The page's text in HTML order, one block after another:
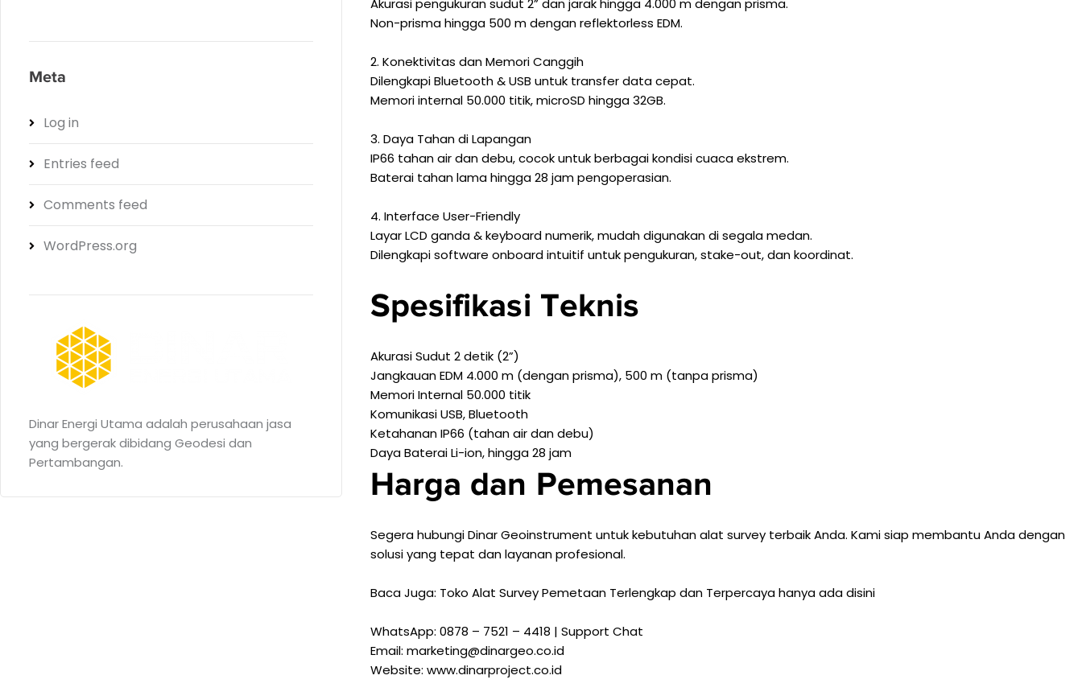
Akurasi pengukuran sudut 2” dan jarak hingga 4.000 m dengan prisma.
Non-prisma hingga 500 m dengan reflektorless EDM.
2. Konektivitas dan Memori Canggih
Dilengkapi Bluetooth & USB untuk transfer data cepat.
Memori internal 50.000 titik, microSD hingga 32GB.
3. Daya Tahan di Lapangan
IP66 tahan air dan debu, cocok untuk berbagai kondisi cuaca ekstrem.
Baterai tahan lama hingga 28 jam pengoperasian.
4. Interface User-Friendly
Layar LCD ganda & keyboard numerik, mudah digunakan di segala medan.
Dilengkapi software onboard intuitif untuk pengukuran, stake-out, dan koordinat.
Spesifikasi Teknis
Akurasi Sudut 2 detik (2”)
Jangkauan EDM 4.000 m (dengan prisma), 500 m (tanpa prisma)
Memori Internal 50.000 titik
Komunikasi USB, Bluetooth
Ketahanan IP66 (tahan air dan debu)
Daya Baterai Li-ion, hingga 28 jam
Harga dan Pemesanan
Segera hubungi Dinar Geoinstrument untuk kebutuhan alat survey terbaik Anda. Kami siap membantu Anda dengan
solusi yang tepat dan layanan profesional.
Baca Juga: Toko Alat Survey Pemetaan Terlengkap dan Terpercaya hanya adadisini
WhatsApp: 0878 – 7521 – 4418 | Support Chat
Email: marketing@dinargeo.co.id
Website: www.dinarproject.co.id
Meta
Log in
Entries feed
Comments feed
WordPress.org
Dinar Energi Utama adalah perusahaan jasa
yang bergerak dibidang Geodesi dan
Pertambangan.